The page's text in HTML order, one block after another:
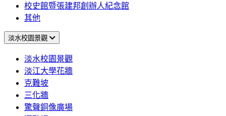
校史館暨張建邦創辦人紀念館
其他
淡水校園景觀
淡水校園景觀
淡江大學花牆
克難坡
三化牆
驚聲銅像廣場